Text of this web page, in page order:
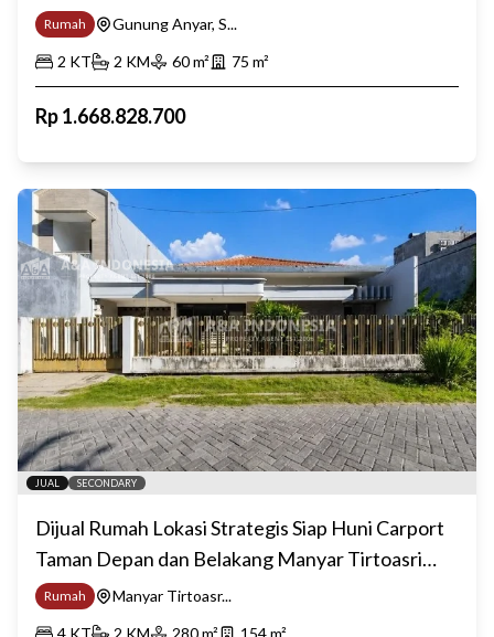
Timur
Rumah
Gunung Anyar, S...
2 KT 2 KM 60m² 75 m²
Rp1.668.828.700
JUAL SECONDARY
Dijual Rumah Lokasi Strategis Siap Huni Carport
Taman Depan dan Belakang Manyar Tirtoasri
Surabaya Timur
Rumah
Manyar Tirtoasr...
4 KT 2 KM 280m² 154m²